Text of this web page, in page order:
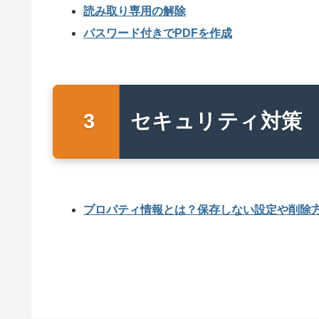
読み取り専用の解除
パスワード付きでPDFを作成
セキュリティ対策
プロパティ情報とは？保存しない設定や削除